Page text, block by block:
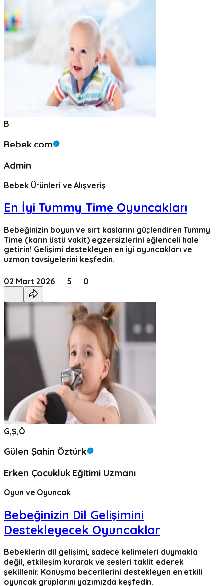
B
Bebek.com
Admin
Bebek Ürünleri ve Alışveriş
En İyi Tummy Time Oyuncakları
Bebeğinizin boyun ve sırt kaslarını güçlendiren Tummy
Time (karın üstü vakit) egzersizlerini eğlenceli hale
getirin! Gelişimi destekleyen en iyi oyuncakları ve
uzman tavsiyelerini keşfedin.
02 Mart 2026 5 0
G,Ş,Ö
Gülen Şahin Öztürk
Erken Çocukluk Eğitimi Uzmanı
Oyun ve Oyuncak
Bebeğinizin Dil Gelişimini
Destekleyecek Oyuncaklar
Bebeklerin dil gelişimi, sadece kelimeleri duymakla
değil, etkileşim kurarak ve sesleri taklit ederek
şekillenir. Konuşma becerilerini destekleyen en etkili
oyuncak gruplarını yazımızda keşfedin.